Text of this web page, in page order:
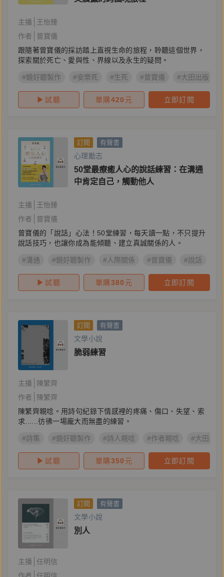
主播
王怡臻
作者
曾寶儀
跟隨著曾寶儀的採訪踏上直視生命的旅程，聆聽這個世界，
探索關於死亡、愛與性、界線以及永生的疑問。
#鏡好聽製作 #安樂死 #生死 #曾寶儀 #大田出版
試聽 單購420 元 立即訂閱
訂閱 有聲書
心理勵志
50堂最療癒人心的說話練習：在溝通
中肯定自己，觸動他人
主播
王怡臻
作者
曾寶儀
曾寶儀的「說話」心法！50堂練習，每天讀一點，不只提升
說話技巧，也讓你成為能傾聽、建立真誠關係的人。
#溝通 #鏡好聽製作 #人際關係 #曾寶儀 #說話
試聽 單購380 元 立即訂閱
訂閱 有聲書
文學小說
脆弱練習
主播
陳繁齊
作者
陳繁齊
陳繁齊親唸。用詩句紀錄下情感裡的疼痛、傷口、失望、索
求......彷彿一場龐大而無盡的練習。
#詩集 #鏡好聽製作 #詩人親唸 #作者親唸 #大田出版
試聽 單購350 元 立即訂閱
訂閱 有聲書
文學小說
別人
主播
任明信